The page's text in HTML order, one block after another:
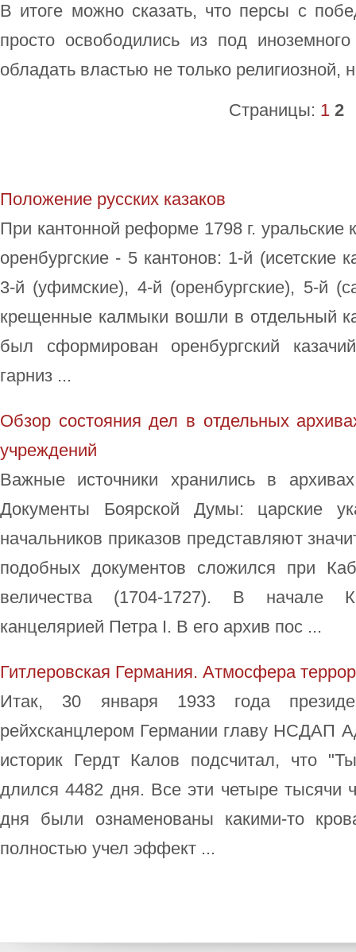
В итоге можно сказать, что персы с
просто освободились из под
обладать властью не только религиозной,
Страницы: 1 2
Положение русских казаков
При кантонной реформе 1798 г. уральские
оренбургские - 5 кантонов: 1-й (исетские
3-й (уфимские), 4-й (оренбургские), 5-й
крещенные калмыки вошли в отдельный
был сформирован оренбургский
гарниз ...
Обзор состояния дел в отдельных
учреждений
Важные источники хранились в
Документы Боярской Думы: царские
начальников приказов представляют
подобных документов сложился при
величества (1704-1727). В начале
канцелярией Петра I. В его архив пос ...
Гитлеровская Германия. Атмосфера
Итак, 30 января 1933 года
рейхсканцлером Германии главу НСДАП
историк Гердт Калов подсчитал, что
длился 4482 дня. Все эти четыре тысячи
дня были ознаменованы какими-то
полностью учел эффект ...